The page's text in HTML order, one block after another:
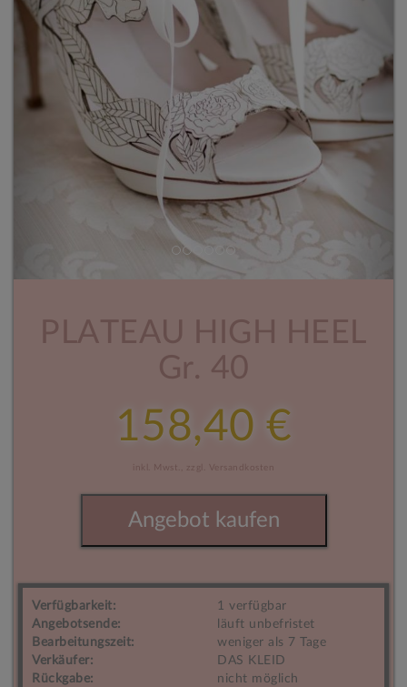
PLATEAU HIGH HEEL
Gr. 40
158,40 €
inkl. Mwst., zzgl. Versandkosten
Angebot kaufen
Verfügbarkeit:
1 verfügbar
Angebotsende:
läuft unbefristet
Bearbeitungszeit:
weniger als 7 Tage
Verkäufer:
DAS KLEID
Rückgabe:
nicht möglich